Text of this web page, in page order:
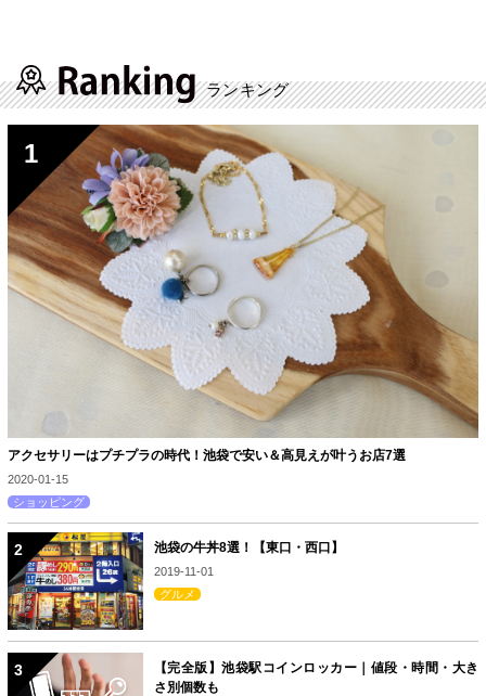
ランキング
アクセサリーはプチプラの時代！池袋で安い＆高見えが叶うお店7選
2020-01-15
ショッピング
池袋の牛丼8選！【東口・西口】
2019-11-01
グルメ
【完全版】池袋駅コインロッカー｜値段・時間・大き
さ別個数も